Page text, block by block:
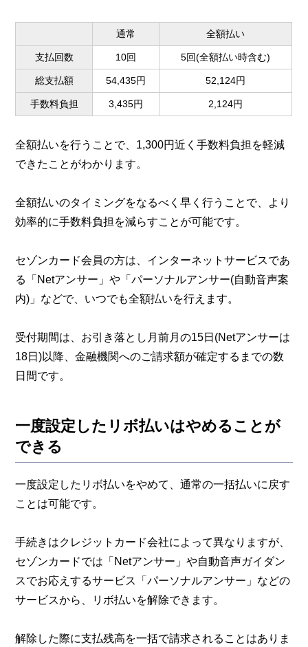
通常 全額払い
支払回数 10回 5回(全額払い時含む)
総支払額 54,435円 52,124円
手数料負担 3,435円 2,124円
全額払いを行うことで、1,300円近く手数料負担を軽減
できたことがわかります。
全額払いのタイミングをなるべく早く行うことで、より
効率的に手数料負担を減らすことが可能です。
セゾンカード会員の方は、インターネットサービスであ
る「Netアンサー」や「パーソナルアンサー(自動音声案
内)」などで、いつでも全額払いを行えます。
受付期間は、お引き落とし月前月の15日(Netアンサーは
18日)以降、金融機関へのご請求額が確定するまでの数
日間です。
一度設定したリボ払いはやめることが
できる
一度設定したリボ払いをやめて、通常の一括払いに戻す
ことは可能です。
手続きはクレジットカード会社によって異なりますが、
セゾンカードでは「Netアンサー」や自動音声ガイダン
スでお応えするサービス「パーソナルアンサー」などの
サービスから、リボ払いを解除できます。
解除した際に支払残高を一括で請求されることはありま